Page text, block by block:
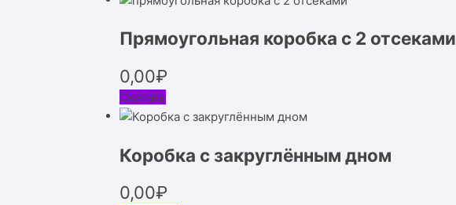
Прямоугольная коробка с 2 отсеками
0,00₽
Скачать
Коробка с закруглённым дном
0,00₽